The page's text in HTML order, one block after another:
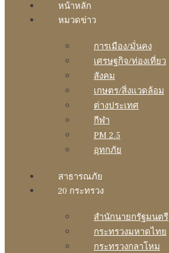
หน้าหลัก
หมวดข่าว
การเมือง/มั่นคง
เศรษฐกิจ/ท่องเที่ยว
สังคม
เกษตร/สิ่งแวดล้อม
ต่างประเทศ
กีฬา
PM 2.5
อุทกภัย
สาธารณภัย
20 กระทรวง
สํานักนายกรัฐมนตรี
กระทรวงมหาดไทย
กระทรวงกลาโหม